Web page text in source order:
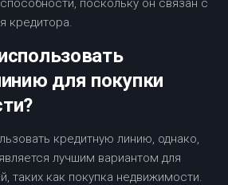
поскольку он связан с
кредитора.
для покупки
кредитную линию, однако,
лучшим вариантом для
таких как покупка недвижимости.